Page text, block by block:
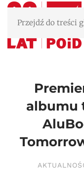
Przejdź do treści
albumu